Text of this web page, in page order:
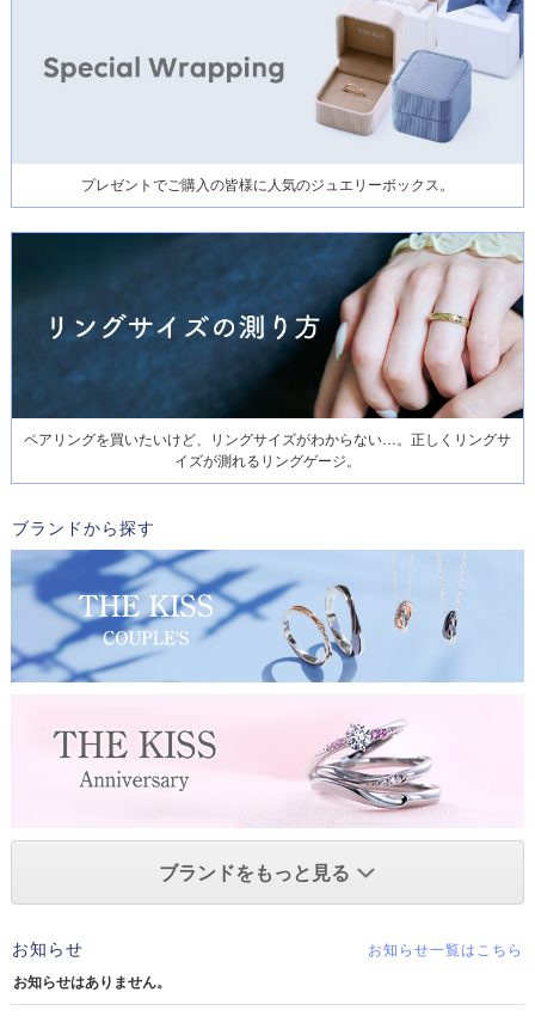
プレゼントでご購入の皆様に人気のジュエリーボックス。
ペアリングを買いたいけど、リングサイズがわからない…。正しくリングサ
イズが測れるリングゲージ。
ブランドから探す
ブランドをもっと見る
お知らせ お知らせ一覧はこちら
お知らせはありません。